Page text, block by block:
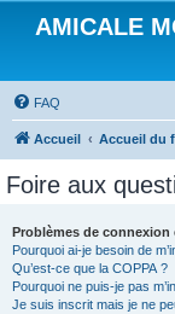
AMICALE
FAQ
Accueil Accueil du
Foire aux
Problèmes de connexion
Pourquoi ai-je besoin de
Qu’est-ce que la COPPA ?
Pourquoi ne puis-je pas
Je suis inscrit mais je ne